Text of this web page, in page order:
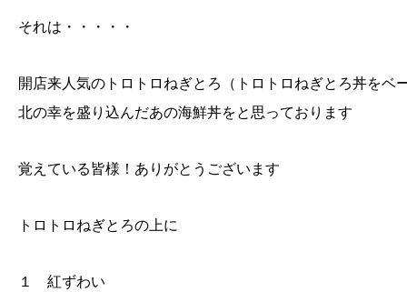
それは・・・・・
開店来人気のトロトロねぎとろ（トロトロねぎとろ丼をベ
北の幸を盛り込んだあの海鮮丼をと思っております
覚えている皆様！ありがとうございます
トロトロねぎとろの上に
１ 紅ずわい